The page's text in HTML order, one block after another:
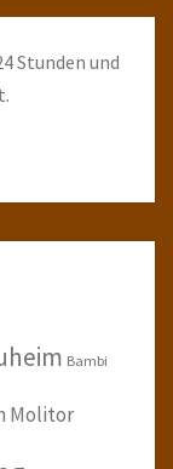
Stunden und
Bambi
Molitor